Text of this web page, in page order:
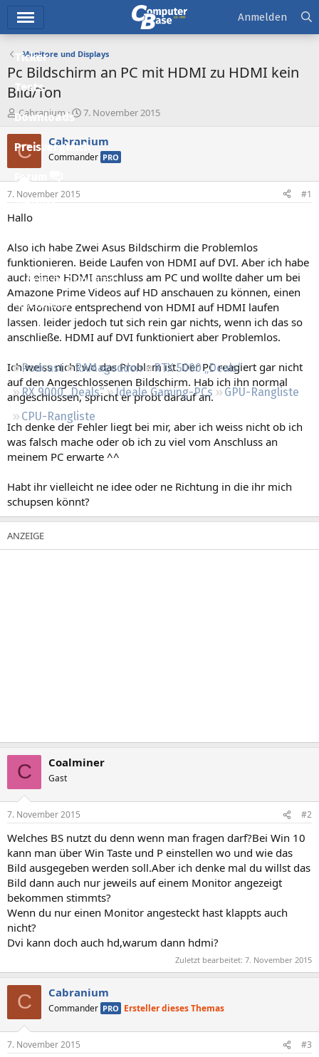
Ticker
Tests
Downloads
Preisvergleich
Forum
Aktuelles
Neue Beiträge
Neueste Aktivitäten
Leserartikel
Regeln
Podcast RAMageddon
RTX 5000 „Deals“
RX 9000 „Deals“
Ideale Gaming-PCs
GPU-Rangliste
CPU-Rangliste
Anmelden
Monitore und Displays
Pc Bildschirm an PC mit HDMI zu HDMI kein
Bild/Ton
E
r
s
t
l
e
r
Cabranium
E
s
e
t
7. November 2015
C Cabranium
Commander PRO
7. November 2015 #1
Hallo
Also ich habe Zwei Asus Bildschirm die Problemlos
funktionieren. Beide Laufen von HDMI auf DVI. Aber ich habe
auch einen HDMI anschluss am PC und wollte daher um bei
Amazone Prime Videos auf HD anschauen zu können, einen
der Monitore entsprechend von HDMI auf HDMI laufen
lassen. leider jedoch tut sich rein gar nichts, wenn ich das so
anschließe. HDMI auf DVI funktioniert aber Problemlos.
Ich weiss nicht wo das Problem ist. Der PC reagiert gar nicht
auf den Angeschlossenen Bildschirm. Hab ich ihn normal
angeschlossen, spricht er probt darauf an.
Ich denke der Fehler liegt bei mir, aber ich weiss nicht ob ich
was falsch mache oder ob ich zu viel vom Anschluss an
meinem PC erwarte ^^
Habt ihr vielleicht ne idee oder ne Richtung in die ihr mich
schupsen könnt?
C Coalminer
Gast
7. November 2015 #2
Welches BS nutzt du denn wenn man fragen darf?Bei Win 10
kann man über Win Taste und P einstellen wo und wie das
Bild ausgegeben werden soll.Aber ich denke mal du willst das
Bild dann auch nur jeweils auf einem Monitor angezeigt
bekommen stimmts?
Wenn du nur einen Monitor angesteckt hast klappts auch
nicht?
Dvi kann doch auch hd,warum dann hdmi?
Zuletzt bearbeitet: 7. November 2015
C Cabranium
Commander PRO Ersteller dieses Themas
7. November 2015 #3